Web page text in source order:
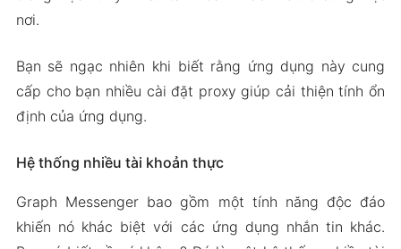
nơi.
Bạn sẽ ngạc nhiên khi biết rằng ứng dụng này cung
cấp cho bạn nhiều cài đặt proxy giúp cải thiện tính ổn
định của ứng dụng.
Hệ thống nhiều tài khoản thực
Graph Messenger bao gồm một tính năng độc đáo
khiến nó khác biệt với các ứng dụng nhắn tin khác.